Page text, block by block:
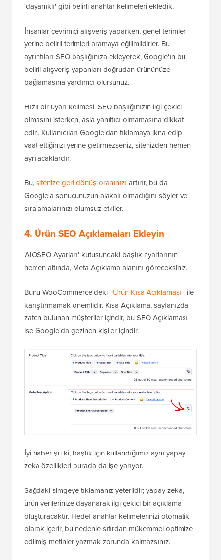
'dayanıklı' gibi belirli anahtar kelimeleri ekledik.
İnsanlar çevrimiçi alışveriş yaparken, genel terimler
yerine belirli terimleri aramaya eğilimlidirler. Bu
ayrıntıları SEO başlığınıza ekleyerek, Google'ın bu
belirli alışveriş yapanları doğrudan ürününüze
bağlamasına yardımcı olursunuz.
Hızlı bir uyarı kelimesi. SEO başlığınızın ilgi çekici
olmasını isterken, asla yanıltıcı olmamasına dikkat
edin. Kullanıcıları Google'dan tıklamaya ikna edip
vaat ettiğinizi yerine getirmezseniz, sitenizden hemen
ayrılacaklardır.
Bu,sitenize geri dönüş oranınızı artırır, bu da
Google'a sonucunuzun alakalı olmadığını söyler ve
sıralamalarınızı olumsuz etkiler.
4. Ürün SEO Açıklamaları Ekleyin
'AIOSEO Ayarları' kutusundaki başlık ayarlarının
hemen altında, Meta Açıklama alanını göreceksiniz.
Bunu WooCommerce'deki ' Ürün Kısa Açıklaması ' ile
karıştırmamak önemlidir. Kısa Açıklama, sayfanızda
zaten bulunan müşteriler içindir, bu SEO Açıklaması
ise Google'da gezinen kişiler içindir.
İyi haber şu ki, başlık için kullandığımız aynı yapay
zeka özellikleri burada da işe yarıyor.
Sağdaki simgeye tıklamanız yeterlidir; yapay zeka,
ürün verilerinize dayanarak ilgi çekici bir açıklama
oluşturacaktır. Hedef anahtar kelimelerinizi otomatik
olarak içerir, bu nedenle sıfırdan mükemmel optimize
edilmiş metinler yazmak zorunda kalmazsınız.